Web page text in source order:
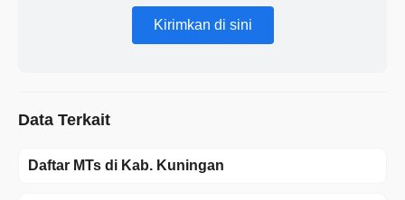
Kirimkan di sini
Data Terkait
Daftar MTs di Kab. Kuningan